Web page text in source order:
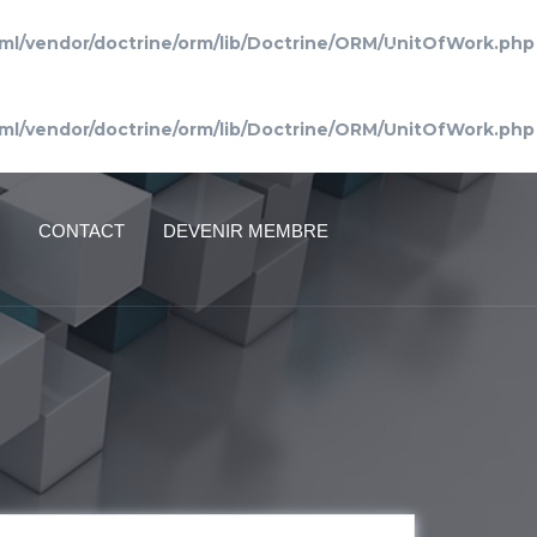
vendor/doctrine/orm/lib/Doctrine/ORM/UnitOfWork.php
vendor/doctrine/orm/lib/Doctrine/ORM/UnitOfWork.php
CONTACT DEVENIR MEMBRE
Connexion